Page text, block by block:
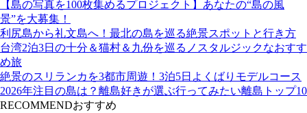
【島の写真を100枚集めるプロジェクト】あなたの“島の風
景”を大募集！
利尻島から礼文島へ！最北の島を巡る絶景スポットと行き方
台湾2泊3日の十分＆猫村＆九份を巡るノスタルジックなおすす
め旅
絶景のスリランカを3都市周遊！3泊5日よくばりモデルコース
2026年注目の島は？離島好きが選ぶ行ってみたい離島トップ10
RECOMMENDおすすめ